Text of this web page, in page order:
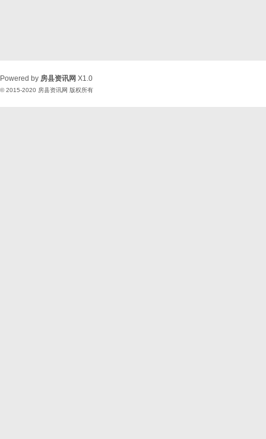
Powered by 房县资讯网 X1.0
© 2015-2020 房县资讯网 版权所有